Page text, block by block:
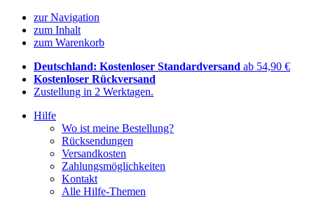
zur Navigation
zum Inhalt
zum Warenkorb
Deutschland: Kostenloser Standardversand ab 54,90 €
Kostenloser Rückversand
Zustellung in 2 Werktagen.
Hilfe
Wo ist meine Bestellung?
Rücksendungen
Versandkosten
Zahlungsmöglichkeiten
Kontakt
Alle Hilfe-Themen